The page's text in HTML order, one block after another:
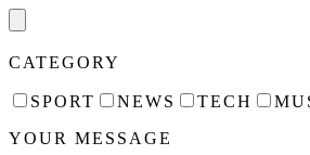
CATEGORY
SPORT NEWS TECH
YOUR MESSAGE